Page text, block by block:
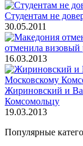
Студентам не
30.05.2011
отменила
16.03.2013
Жириновский и
Комсомольцу
19.03.2013
Популярные